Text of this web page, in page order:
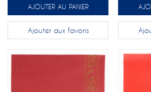
AJOUTER AU PANIER
Ajouter aux favoris